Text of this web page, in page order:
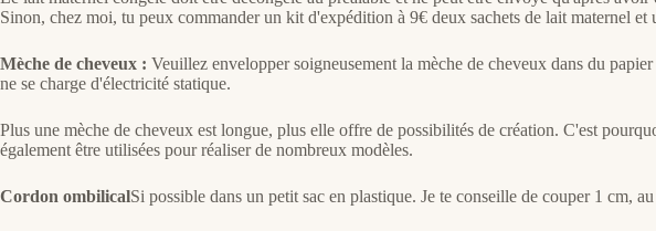
Sinon, chez moi, tu peux commander un kit d'expédition à 9€ deux sachets de lait maternel
Mèche de cheveux : Veuillez envelopper soigneusement la mèche de cheveux dans du
ne se charge d'électricité statique.
Plus une mèche de cheveux est longue, plus elle offre de possibilités de création. C'est
également être utilisées pour réaliser de nombreux modèles.
Cordon ombilicalSi possible dans un petit sac en plastique. Je te conseille de couper 1 cm,